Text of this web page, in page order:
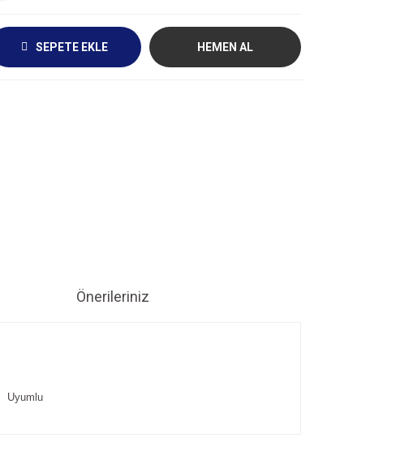
SEPETE EKLE HEMEN AL
Önerileriniz
Uyumlu